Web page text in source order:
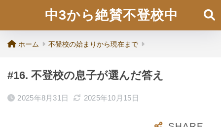
中3から絶賛不登校中
ホーム 不登校の始まりから現在まで
#16. 不登校の息子が選んだ答え
2025年8月31日 2025年10月15日